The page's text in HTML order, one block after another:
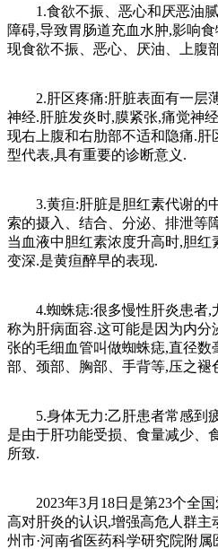
1.食欲不振、恶心和厌恶油腻
障碍,导致胃肠道充血水肿,影响
现食欲不振、恶心、厌油、上腹
2.肝区疼痛:肝脏表面有一层
神经.肝脏发炎时,膜紧张,痛觉神
现右上腹和右肋部不适和隐痛.
型代表,具有重要的诊断意义.
3.黄疸:肝脏是胆红素代谢的
索的摄入、结合、分泌、排泄等
当血液中胆红素浓度升高时,胆
变深.是黄疸醉早的表现.
4.蜘蛛痣:很多慢性肝炎患者,
称为肝病面容.这可能是因为内
张的毛细血管叫做蜘蛛痣,直径数
部、颈部、胸部、手背等,压之褪
5.身体无力:乙肝患者常感到
是由于肝功能受损、食量减少、
所致.
2023年3月18日是第23个全国
高对肝炎的认识,增强高危人群主
州市·河南省医药科学研究院附